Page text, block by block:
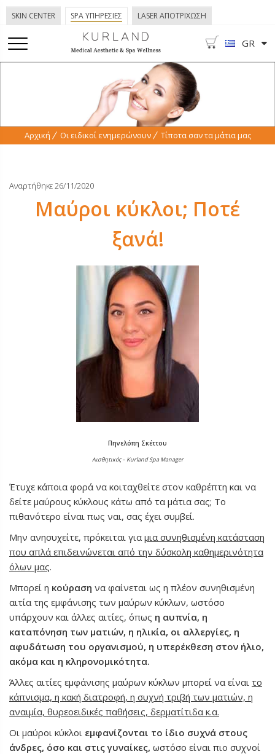
GR
SKIN CENTER SPA ΥΠΗΡΕΣΙΕΣ LASER ΑΠΟΤΡΙΧΩΣΗ
Αρχική Οι ειδικοί ενημερώνουν Τίποτα σαν τα μάτια μας
Αναρτήθηκε 26/11/2020
Μαύροι κύκλοι; Ποτέ
ξανά!
Πηνελόπη Σκέττου
Αισθητικός – Kurland Spa Manager
Έτυχε κάποια φορά να κοιταχθείτε στον καθρέπτη και να
δείτε μαύρους κύκλους κάτω από τα μάτια σας; Το
πιθανότερο είναι πως ναι, σας έχει συμβεί.
Μην ανησυχείτε, πρόκειται για μια συνηθισμένη κατάσταση
που απλά επιδεινώνεται από την δύσκολη καθημερινότητα
όλων μας.
Μπορεί η κούραση να φαίνεται ως η πλέον συνηθισμένη
αιτία της εμφάνισης των μαύρων κύκλων, ωστόσο
υπάρχουν και άλλες αιτίες, όπως η αυπνία, η
καταπόνηση των ματιών, η ηλικία, οι αλλεργίες, η
αφυδάτωση του οργανισμού, η υπερέκθεση στον ήλιο,
ακόμα και η κληρονομικότητα.
Άλλες αιτίες εμφάνισης μαύρων κύκλων μπορεί να είναι το
κάπνισμα, η κακή διατροφή, η συχνή τριβή των ματιών, η
αναιμία, θυρεοειδικές παθήσεις, δερματίτιδα κ.α.
Οι μαύροι κύκλοι εμφανίζονται το ίδιο συχνά στους
άνδρες, όσο και στις γυναίκες, ωστόσο είναι πιο συχνοί